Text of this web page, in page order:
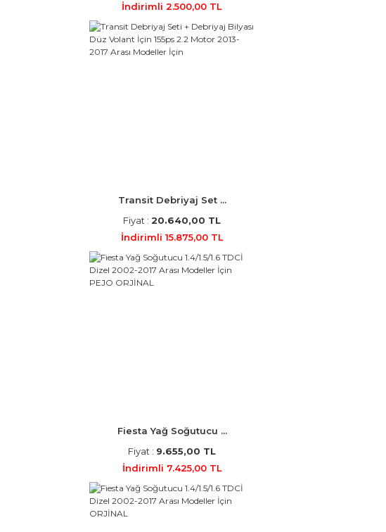
İndirimli 2.500,00 TL
Transit Debriyaj Set ...
Fiyat : 20.640,00 TL
İndirimli 15.875,00 TL
Fiesta Yağ Soğutucu ...
Fiyat : 9.655,00 TL
İndirimli 7.425,00 TL